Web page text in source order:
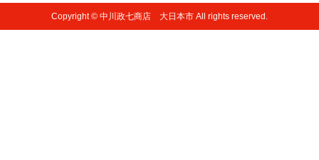
Copyright © 中川政七商店 大日本市 All rights reserved.